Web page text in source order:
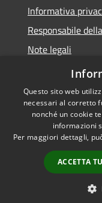
Informativa
Responsabile
Note legali
Dichiarazione di
Accessibilità
Questo sito web
necessari al corretto
nonché un cookie
informazioni
Per maggiori dettagli,
ACCETTA